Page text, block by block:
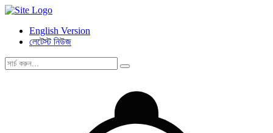
English Version
লেটেস্ট নিউজ